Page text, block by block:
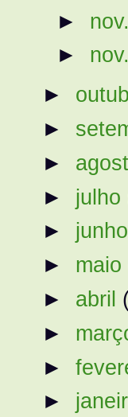
►
►
►
►
►
► julho
► junho
► maio
► abril
►
►
►